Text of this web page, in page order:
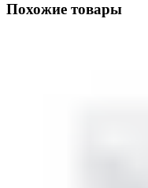
Похожие товары